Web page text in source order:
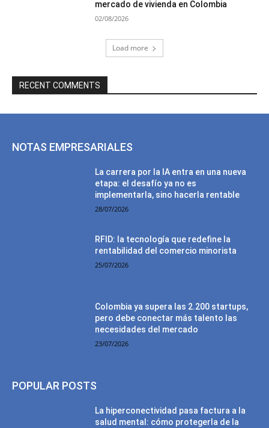
mercado de vivienda en Colombia
02/08/2026
Load more
RECENT COMMENTS
NOTAS EMPRESARIALES
La carrera por la IA entra en una nueva
etapa: el desafío ya no es
implementarla, sino hacerla rentable
28/07/2026
RFID: la tecnología que redefine la
rentabilidad del comercio minorista
25/07/2026
Colombia ya supera las 2.200 startups,
pero debe conectar más talento las
necesidades del mercado
23/07/2026
POPULAR POSTS
La hiperconectividad pasa factura a la
salud mental: cómo protegerla de la